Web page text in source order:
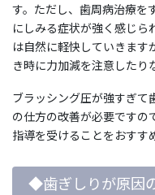
す。ただし、歯周病治療を
にしみる症状が強く感じら
は自然に軽快していきます
き時に力加減を注意したり
ブラッシング圧が強すぎて
の仕方の改善が必要ですの
指導を受けることをおすす
◆歯ぎしりが原因